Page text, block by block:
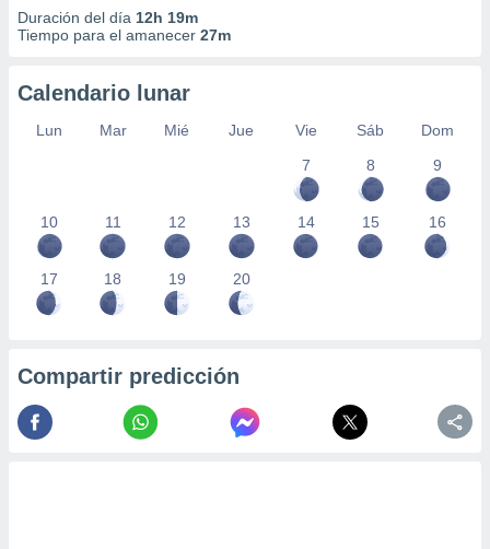
Duración del día 12h 19m
Tiempo para el amanecer 27m
Calendario lunar
Lun Mar Mié Jue Vie Sáb
Dom
7
8 9
10 11 12 13 14 15 16
17 18 19 20
Compartir predicción